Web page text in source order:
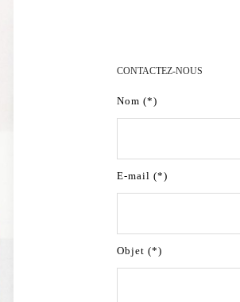
CONTACTEZ-NOUS
Nom (*)
E-mail (*)
Objet (*)